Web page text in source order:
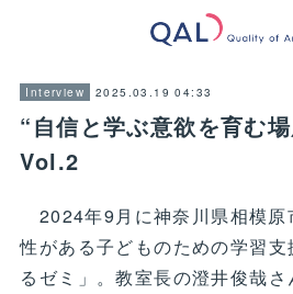
Interview 2025.03.19 04:33
“自信と学ぶ意欲を育む
Vol.2
2024年9月に神奈川県相模原
性がある子どものための学習
るゼミ」。教室長の澄井俊哉